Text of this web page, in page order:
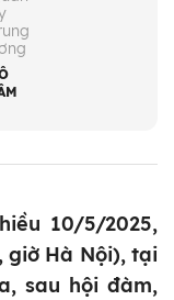
10/5/2025,
giờ Hà Nội), tại
sau hội đàm,